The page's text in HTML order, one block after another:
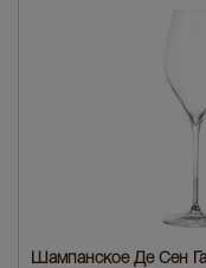
Шампанское Де Сен